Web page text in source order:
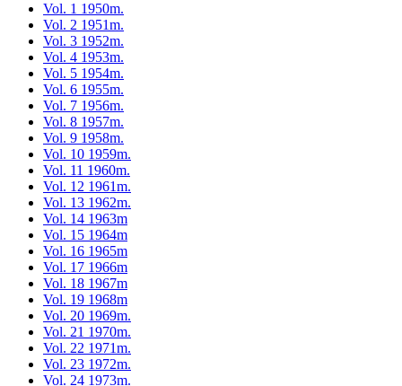
Vol. 1 1950m.
Vol. 2 1951m.
Vol. 3 1952m.
Vol. 4 1953m.
Vol. 5 1954m.
Vol. 6 1955m.
Vol. 7 1956m.
Vol. 8 1957m.
Vol. 9 1958m.
Vol. 10 1959m.
Vol. 11 1960m.
Vol. 12 1961m.
Vol. 13 1962m.
Vol. 14 1963m
Vol. 15 1964m
Vol. 16 1965m
Vol. 17 1966m
Vol. 18 1967m
Vol. 19 1968m
Vol. 20 1969m.
Vol. 21 1970m.
Vol. 22 1971m.
Vol. 23 1972m.
Vol. 24 1973m.